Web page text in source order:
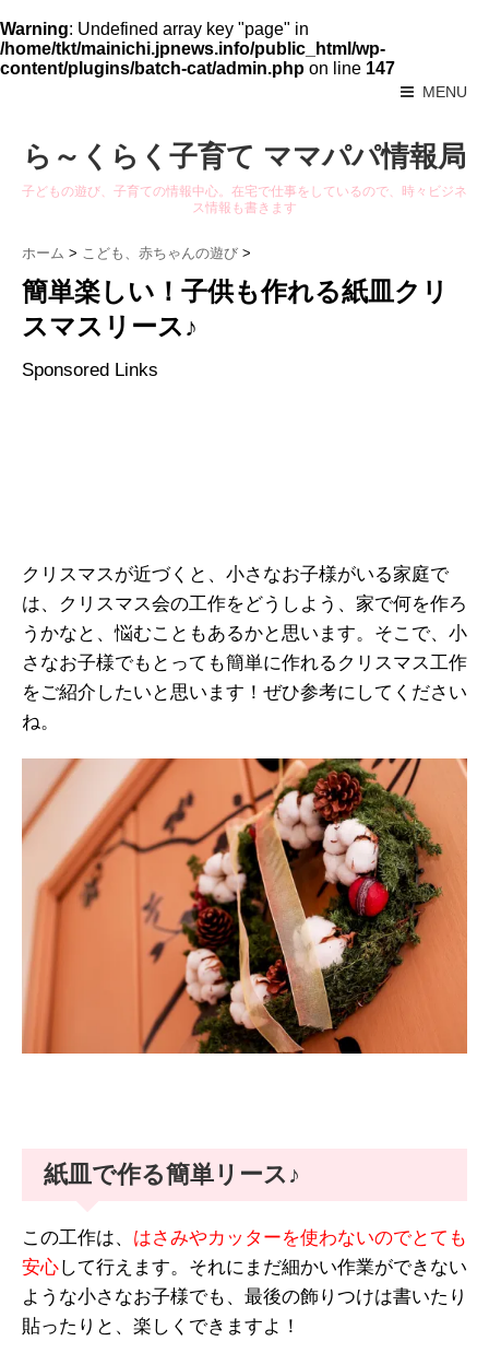
Warning: Undefined array key "page" in
/home/tkt/mainichi.jpnews.info/public_html/wp-
content/plugins/batch-cat/admin.php on line 147
MENU
ら～くらく子育て ママパパ情報局
子どもの遊び、子育ての情報中心。在宅で仕事をしているので、時々ビジネ
ス情報も書きます
ホーム > こども、赤ちゃんの遊び >
簡単楽しい！子供も作れる紙皿クリ
スマスリース♪
Sponsored Links
クリスマスが近づくと、小さなお子様がいる家庭で
は、クリスマス会の工作をどうしよう、家で何を作ろ
うかなと、悩むこともあるかと思います。そこで、小
さなお子様でもとっても簡単に作れるクリスマス工作
をご紹介したいと思います！ぜひ参考にしてください
ね。
紙皿で作る簡単リース♪
この工作は、 はさみやカッターを使わないのでとても
安心して行えます。それにまだ細かい作業ができない
ような小さなお子様でも、最後の飾りつけは書いたり
貼ったりと、楽しくできますよ！